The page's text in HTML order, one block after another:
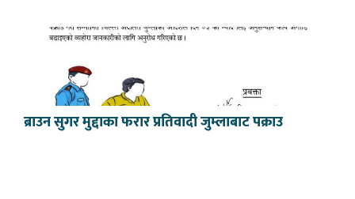
ब्राउन सुगर मुद्दाका फरार प्रतिवादी जुम्लाबाट पक्राउ